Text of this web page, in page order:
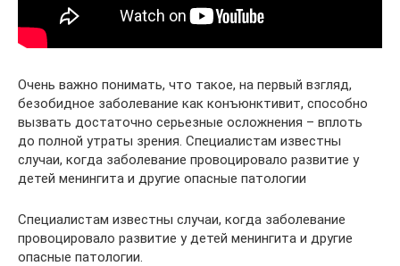
Очень важно понимать, что такое, на первый взгляд,
безобидное заболевание как конъюнктивит, способно
вызвать достаточно серьезные осложнения – вплоть
до полной утраты зрения. Специалистам известны
случаи, когда заболевание провоцировало развитие у
детей менингита и другие опасные патологии
Специалистам известны случаи, когда заболевание
провоцировало развитие у детей менингита и другие
опасные патологии.